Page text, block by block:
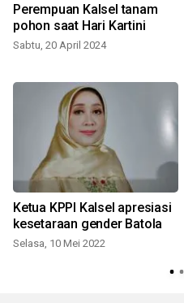
Perempuan Kalsel tanam
pohon saat Hari Kartini
Sabtu, 20 April 2024
Ketua KPPI Kalsel apresiasi
kesetaraan gender Batola
Selasa, 10 Mei 2022